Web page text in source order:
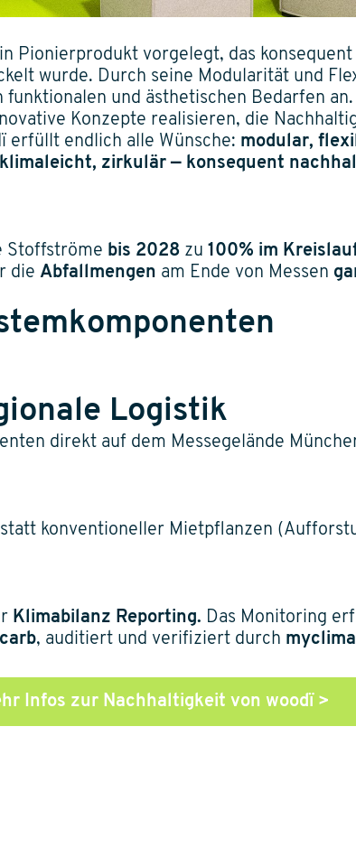
Pionierprodukt vorgelegt, das
wurde. Durch seine Modularität und
und ästhetischen Bedarfen an.
Konzepte realisieren, die
erfüllt endlich alle Wünsche: modular,
zirkulär — konsequent
Stoffströme bis 2028 zu 100% im
die Abfallmengen am Ende von Messen
Logistik
direkt auf dem Messegelände
konventioneller Mietpflanzen
Klimabilanz Reporting. Das Monitoring
, auditiert und verifiziert durch
Infos zur Nachhaltigkeit von woodï >